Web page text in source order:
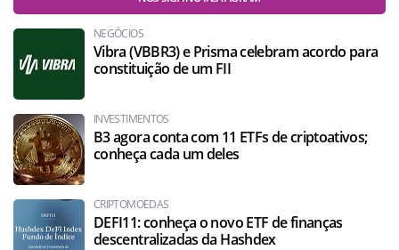
NEGÓCIOS
Vibra (VBBR3) e Prisma celebram acordo para
constituição de um FII
INVESTIMENTOS
B3 agora conta com 11 ETFs de criptoativos;
conheça cada um deles
CRIPTOMOEDAS
DEFI11: conheça o novo ETF de finanças
descentralizadas da Hashdex